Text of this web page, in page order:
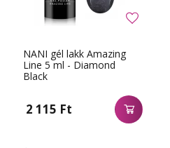
NANI gél lakk Amazing
Line 5 ml - Diamond
Black
2 115 Ft